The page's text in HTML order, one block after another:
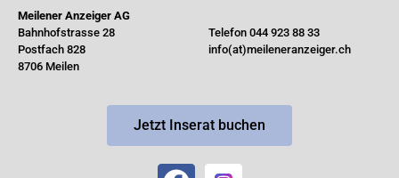
Meilener Anzeiger AG
Bahnhofstrasse 28
Postfach 828
8706 Meilen
Telefon 044 923 88 33
info(at)meileneranzeiger.ch
Jetzt Inserat buchen